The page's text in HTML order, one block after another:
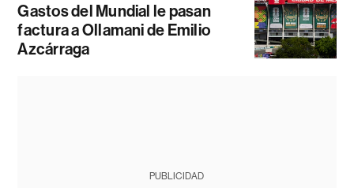
Gastos del Mundial le pasan
factura a Ollamani de Emilio
Azcárraga
PUBLICIDAD